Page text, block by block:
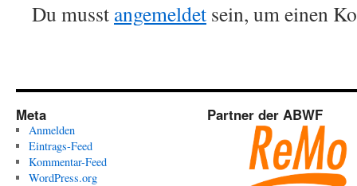
Du musst angemeldet sein, um einen
Meta
Anmelden
Eintrags-Feed
Kommentar-Feed
WordPress.org
Partner der ABWF